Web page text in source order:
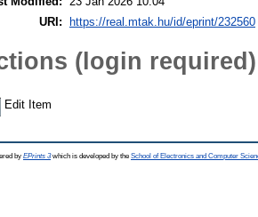
URI:
https://real.mtak.hu/id/eprint/232560
(login required)
Edit Item
by EPrints 3which is developed by the School of Electronics and Computer